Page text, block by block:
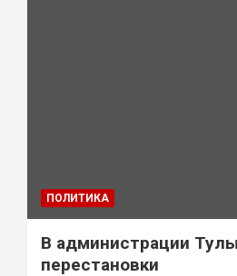
ПОЛИТИКА
В администрации
перестановки